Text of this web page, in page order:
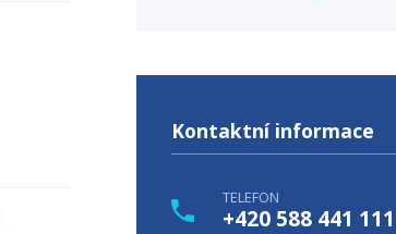
Kontaktní informace
TELEFON
+420 588 441 111